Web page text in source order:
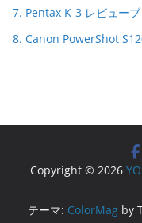
7. Pentax K-3 レビュー
8. Canon PowerShot
Copyright © 2026
テーマ: ColorMag by